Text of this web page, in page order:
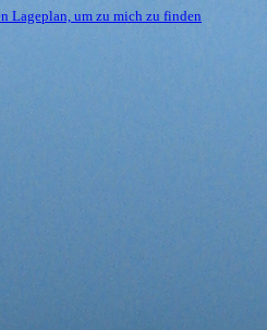
La­ge­plan, um zu mich zu finden